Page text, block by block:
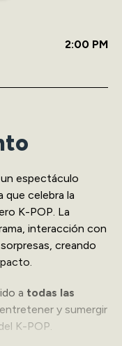
2:00 PM
espectáculo
que celebra la
K-POP. La
interacción con
creando
a todas las
y sumergir
K-POP.